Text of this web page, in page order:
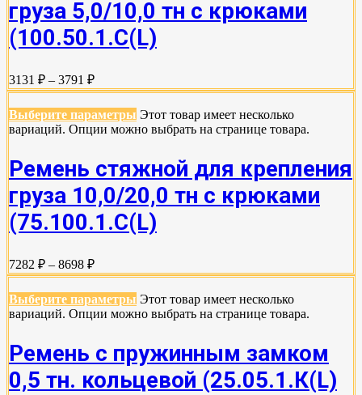
груза 5,0/10,0 тн с крюками
(100.50.1.С(L)
3131 ₽ – 3791 ₽
Выберите параметры Этот товар имеет несколько
вариаций. Опции можно выбрать на странице товара.
Ремень стяжной для крепления
груза 10,0/20,0 тн с крюками
(75.100.1.C(L)
7282 ₽ – 8698 ₽
Выберите параметры Этот товар имеет несколько
вариаций. Опции можно выбрать на странице товара.
Ремень с пружинным замком
0,5 тн. кольцевой (25.05.1.К(L)